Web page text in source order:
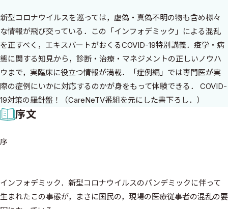
新型コロナウイルスを巡っては，虚偽・真偽不明の物も含め様々
な情報が飛び交っている．この「インフォデミック」による混乱
を正すべく，エキスパートがおくるCOVID-19特別講義．疫学・病
態に関する知見から，診断・治療・マネジメントの正しいノウハ
ウまで，実臨床に役立つ情報が満載．「症例編」では専門医が実
際の症例にいかに対応するのかが身をもって体験できる． COVID-
19対策の羅針盤！（CareNeTV番組を元にした書下ろし．）
序文
序
インフォデミック．新型コロナウイルスのパンデミックに伴って
生まれたこの事態が，まさに国民の，現場の医療従事者の混乱の要